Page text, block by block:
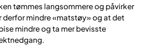
tømmes langsommere og påvirker
derfor mindre «matstøy» og at det
mindre og ta mer bevisste